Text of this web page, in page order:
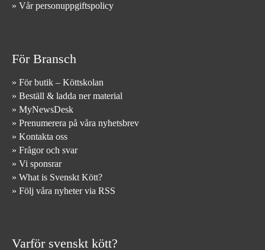
» Vår personuppgiftspolicy
För Bransch
» För butik – Köttskolan
» Beställ & ladda ner material
» MyNewsDesk
» Prenumerera på våra nyhetsbrev
» Kontakta oss
» Frågor och svar
» Vi sponsrar
» What is Svenskt Kött?
» Följ våra nyheter via RSS
Varför svenskt kött?